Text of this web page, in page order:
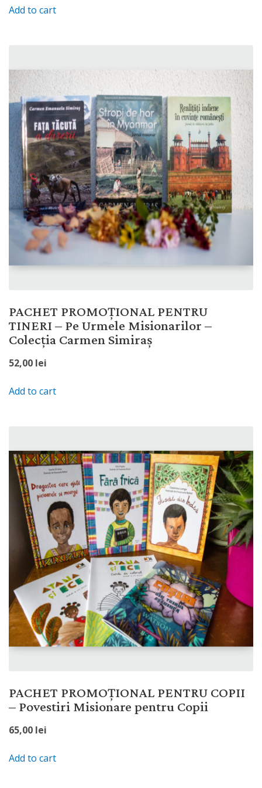
Add to cart
PACHET PROMOȚIONAL PENTRU
TINERI – Pe Urmele Misionarilor –
Colecția Carmen Simiraș
52,00 lei
Add to cart
PACHET PROMOȚIONAL PENTRU COPII
– Povestiri Misionare pentru Copii
65,00 lei
Add to cart